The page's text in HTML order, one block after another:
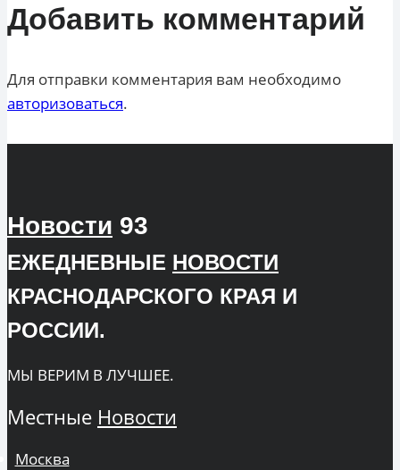
Добавить комментарий
Для отправки комментария вам необходимо
авторизоваться.
Новости 93
ЕЖЕДНЕВНЫЕ НОВОСТИ
КРАСНОДАРСКОГО КРАЯ И
РОССИИ.
МЫ ВЕРИМ В ЛУЧШЕЕ.
Местные Новости
Москва